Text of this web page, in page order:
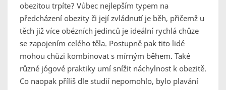
obezitou trpíte? Vůbec nejlepším typem na
předcházení obezity či její zvládnutí je běh, přičemž u
těch již více obézních jedinců je ideální rychlá chůze
se zapojením celého těla. Postupně pak tito lidé
mohou chůzi kombinovat s mírným během. Také
různé jógové praktiky umí snížit náchylnost k obezitě.
Co naopak příliš dle studií nepomohlo, bylo plavání